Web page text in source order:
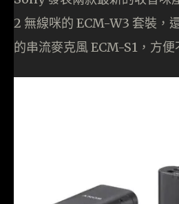
2 無線咪的 ECM-W3 套裝，
的串流麥克風 ECM-S1，方便